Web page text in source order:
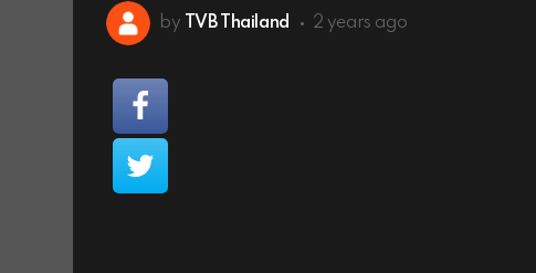
by TVB Thailand 2 years ago